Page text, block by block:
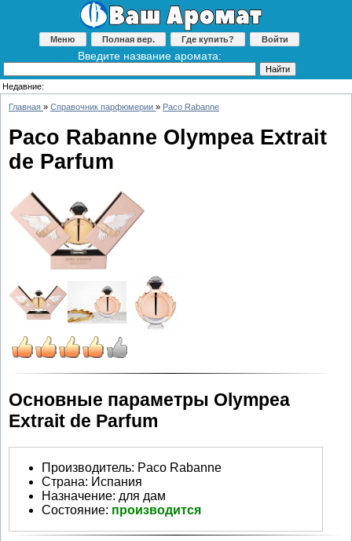
Меню Полная вер. Где купить? Войти
Введите название аромата:
Недавние:
Главная » Справочник парфюмерии » Paco Rabanne
Paco Rabanne Olympea Extrait
de Parfum
Основные параметры Olympea
Extrait de Parfum
Производитель: Paco Rabanne
Страна: Испания
Назначение: для дам
Состояние: производится